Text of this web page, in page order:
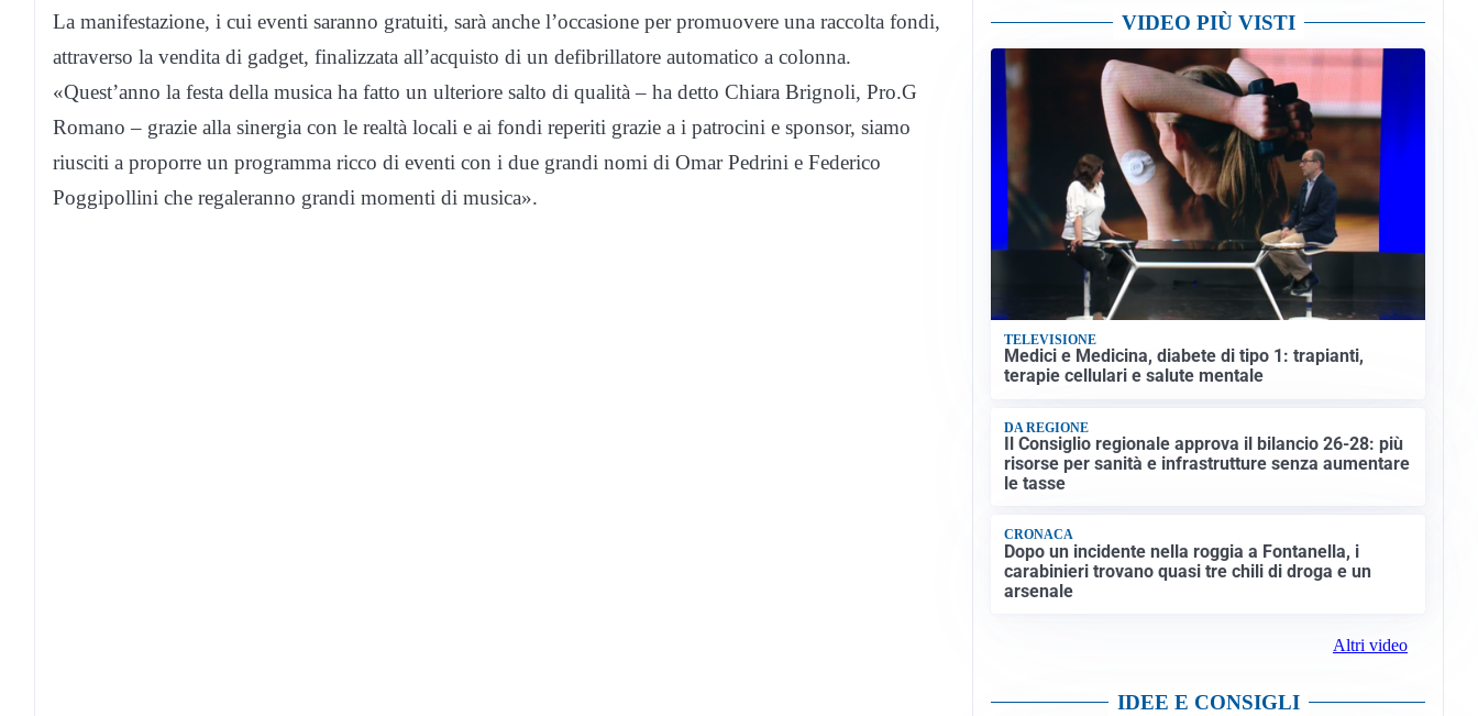
La manifestazione, i cui eventi saranno gratuiti, sarà anche l’occasione per promuovere una raccolta fondi,
attraverso la vendita di gadget, finalizzata all’acquisto di un defibrillatore automatico a colonna.
«Quest’anno la festa della musica ha fatto un ulteriore salto di qualità – ha detto Chiara Brignoli, Pro.G
Romano – grazie alla sinergia con le realtà locali e ai fondi reperiti grazie a i patrocini e sponsor, siamo
riusciti a proporre un programma ricco di eventi con i due grandi nomi di Omar Pedrini e Federico
Poggipollini che regaleranno grandi momenti di musica».
VIDEO PIÙ VISTI
TELEVISIONE
Medici e Medicina, diabete di tipo 1: trapianti,
terapie cellulari e salute mentale
DA REGIONE
Il Consiglio regionale approva il bilancio 26-28: più
risorse per sanità e infrastrutture senza aumentare
le tasse
CRONACA
Dopo un incidente nella roggia a Fontanella, i
carabinieri trovano quasi tre chili di droga e un
arsenale
Altri video
IDEE E CONSIGLI